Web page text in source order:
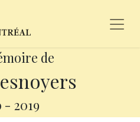
de
- 2019